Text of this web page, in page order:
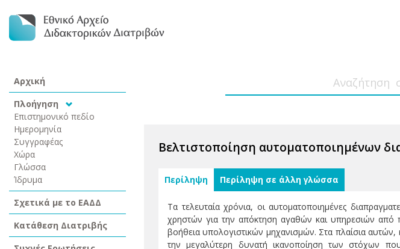
Αρχική
Πλοήγηση
Επιστημονικό πεδίο
Ημερομηνία
Συγγραφέας
Χώρα
Γλώσσα
Ίδρυμα
Σχετικά με το ΕΑΔΔ
Κατάθεση Διατριβής
Βελτιστοποίηση αυτοματοποιημένων
Περίληψη Περίληψη σε άλλη γλώσσα
Τα τελευταία χρόνια, οι αυτοματοποιημένες
χρηστών για την απόκτηση αγαθών και υπηρεσιών από
βοήθεια υπολογιστικών μηχανισμών. Στα πλαίσια
την μεγαλύτερη δυνατή ικανοποίηση των στόχων